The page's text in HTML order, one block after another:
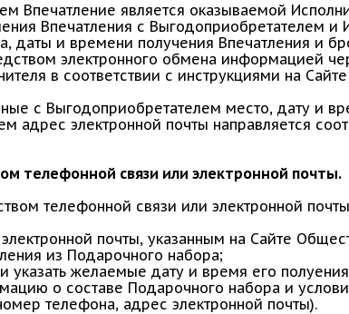
Впечатление является оказываемой
Впечатления с Выгодоприобретателем и
даты и времени получения Впечатления и
электронного обмена информацией
в соответствии с инструкциями на
с Выгодоприобретателем место, дату и
адрес электронной почты направляется
телефонной связи или электронной почты.
телефонной связи или электронной
почты, указанным на Сайте
из Подарочного набора;
указать желаемые дату и время его
о составе Подарочного набора и
телефона, адрес электронной почты).